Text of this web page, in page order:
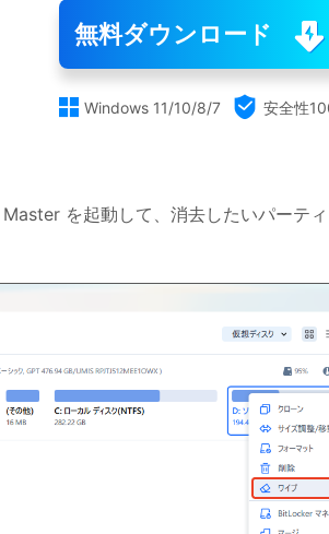
無料ダウンロード
 Windows 11/10/8/7  安全性
を起動して、消去したいパーテ